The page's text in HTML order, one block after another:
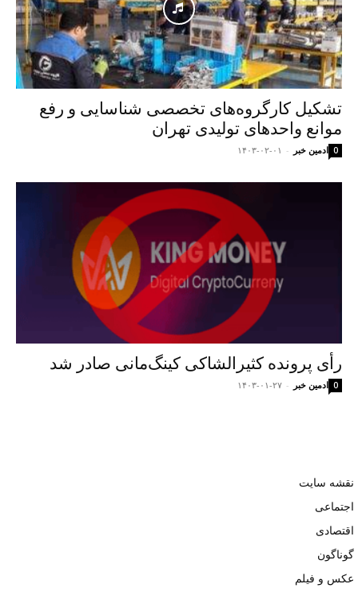
تشکیل کارگروه‌های تخصصی شناسایی و رفع
موانع واحدهای تولیدی تهران
ادمین خبر - ۱۴۰۳-۰۲-۰۱ 0
رأی پرونده کثیرالشاکی کینگ‌مانی صادر شد
ادمین خبر - ۱۴۰۳-۰۱-۲۷ 0
نقشه سایت
اجتماعی
اقتصادی
گوناگون
عکس و فیلم